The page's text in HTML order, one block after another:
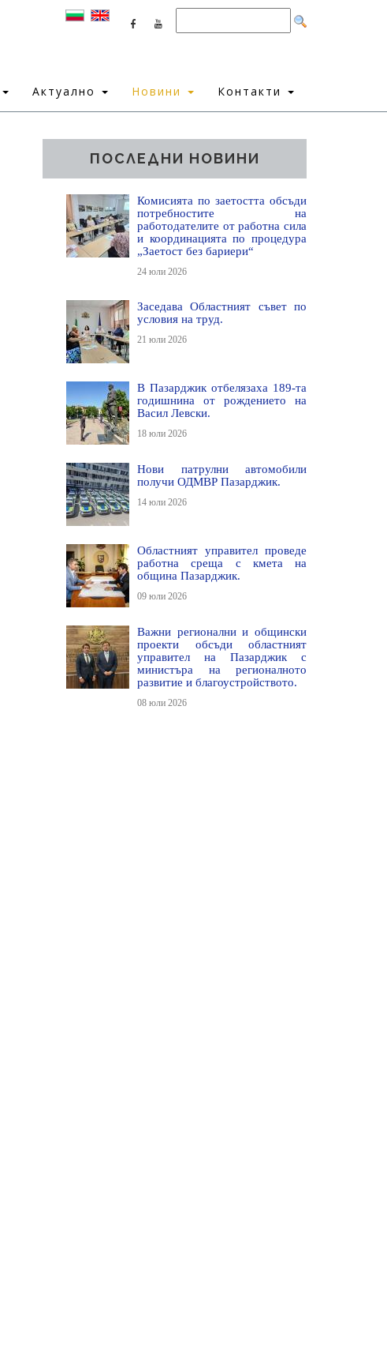
Актуално Новини Контакти
ПОСЛЕДНИ НОВИНИ
Комисията по заетостта обсъди
потребностите на
работодателите от работна сила
и координацията по процедура
„Заетост без бариери“
24 юли 2026
Заседава Областният съвет по
условия на труд.
21 юли 2026
В Пазарджик отбелязаха 189-та
годишнина от рождението на
Васил Левски.
18 юли 2026
Нови патрулни автомобили
получи ОДМВР Пазарджик.
14 юли 2026
Областният управител проведе
работна среща с кмета на
община Пазарджик.
09 юли 2026
Важни регионални и общински
проекти обсъди областният
управител на Пазарджик с
министъра на регионалното
развитие и благоустройството.
08 юли 2026